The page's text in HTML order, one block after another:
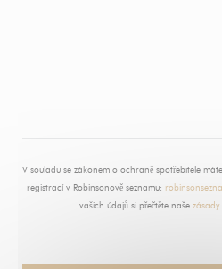
V souladu se zákonem o ochraně spotřebitele
registrací v Robinsonově seznamu:
vašich údajů si přečtěte naše